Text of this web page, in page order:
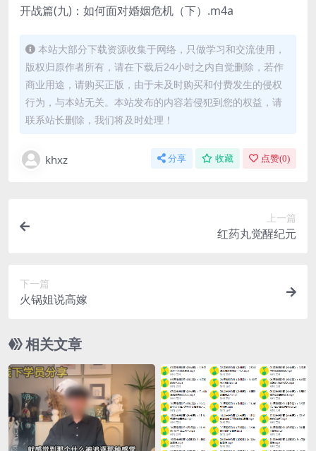
开战篇(九)：如何面对婚姻危机（下）.m4a
本站大部分下载资源收集于网络，只做学习和交流使用，
版权归原作者所有，请在下载后24小时之内自觉删除，若作
商业用途，请购买正版，由于未及时购买和付费发生的侵权
行为，与本站无关。本站发布的内容若侵犯到您的权益，请
联系站长删除，我们将及时处理！
khxz 分享 收藏 点赞(0)
上一篇
红药丸觉醒纪元
下一篇
火锅姐说高嫁
相关文章